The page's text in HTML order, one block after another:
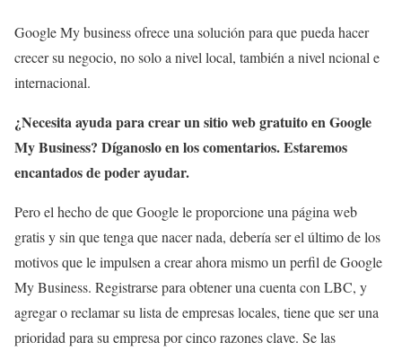
Google My business ofrece una solución para que pueda hacer
crecer su negocio, no solo a nivel local, también a nivel ncional e
internacional.
¿Necesita ayuda para crear un sitio web gratuito en Google
My Business? Díganoslo en los comentarios. Estaremos
encantados de poder ayudar.
Pero el hecho de que Google le proporcione una página web
gratis y sin que tenga que nacer nada, debería ser el último de los
motivos que le impulsen a crear ahora mismo un perfil de Google
My Business. Registrarse para obtener una cuenta con LBC, y
agregar o reclamar su lista de empresas locales, tiene que ser una
prioridad para su empresa por cinco razones clave. Se las